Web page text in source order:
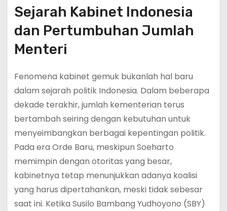
Sejarah Kabinet Indonesia
dan Pertumbuhan Jumlah
Menteri
Fenomena kabinet gemuk bukanlah hal baru
dalam sejarah politik Indonesia. Dalam beberapa
dekade terakhir, jumlah kementerian terus
bertambah seiring dengan kebutuhan untuk
menyeimbangkan berbagai kepentingan politik.
Pada era Orde Baru, meskipun Soeharto
memimpin dengan otoritas yang besar,
kabinetnya tetap menunjukkan adanya koalisi
yang harus dipertahankan, meski tidak sebesar
saat ini. Ketika Susilo Bambang Yudhoyono (SBY)